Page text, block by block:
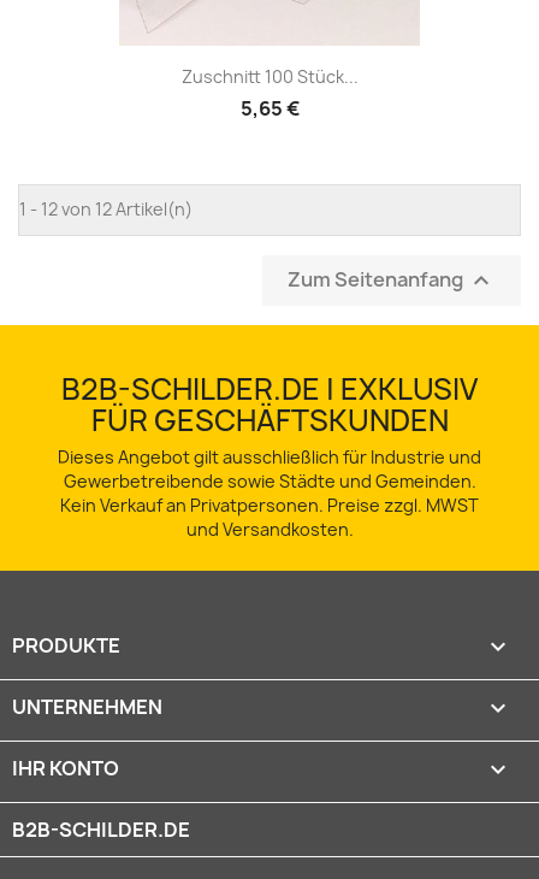
Zuschnitt 100 Stück...
5,65 €
1 - 12 von 12 Artikel(n)
Zum Seitenanfang 
B2B-SCHILDER.DE | EXKLUSIV
FÜR GESCHÄFTSKUNDEN
Dieses Angebot gilt ausschließlich für Industrie und
Gewerbetreibende sowie Städte und Gemeinden.
Kein Verkauf an Privatpersonen. Preise zzgl. MWST
und Versandkosten.
PRODUKTE 
UNTERNEHMEN 
IHR KONTO 
B2B-SCHILDER.DE